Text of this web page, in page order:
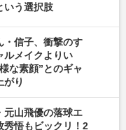
いう選択肢
・信子、衝撃のす
ルメイクよりい
な素顔”とのギャ
がり
元山飛優の落球エ
秀悟もビックリ！2